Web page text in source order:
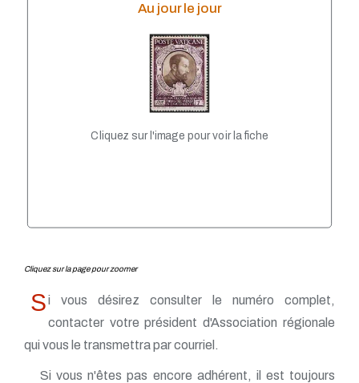
Au jour le jour
Cliquez sur l'image pour voir la fiche
Cliquez sur la page pour zoomer
Si vous désirez consulter le numéro complet,
contacter votre président d'Association régionale
qui vous le transmettra par courriel.
Si vous n'êtes pas encore adhérent, il est toujours